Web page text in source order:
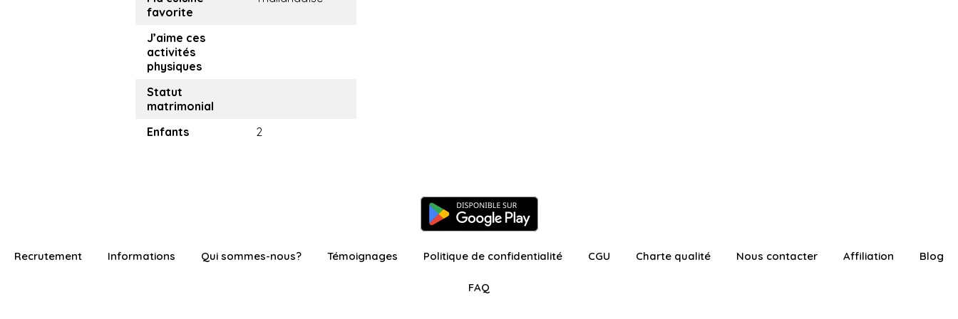
favorite
J’aime ces
activités
physiques
Statut
matrimonial
Enfants
2
Recrutement Informations Qui sommes-nous? Témoignages Politique de confidentialité CGU Charte qualité Nous contacter Affiliation Blog
FAQ